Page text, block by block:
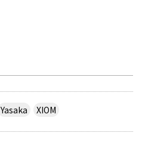
Yasaka
XIOM